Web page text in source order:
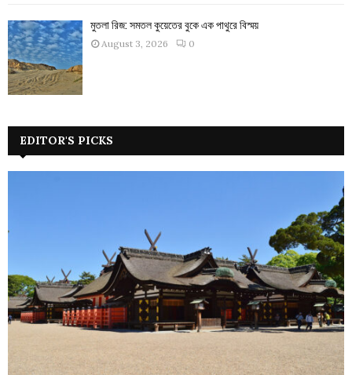
মুতলা রিজ: সমতল কুয়েতের বুকে এক পাথুরে বিস্ময়
August 3, 2026 0
EDITOR'S PICKS